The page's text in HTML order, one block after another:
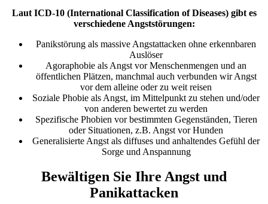
Laut ICD-10 (International Classification of Diseases) gibt es
verschiedene Angststörungen:
Panikstörung als massive Angstattacken ohne erkennbaren
Auslöser
Agoraphobie als Angst vor Menschenmengen und an
öffentlichen Plätzen, manchmal auch verbunden wir Angst
vor dem alleine oder zu weit reisen
Soziale Phobie als Angst, im Mittelpunkt zu stehen und/oder
von anderen bewertet zu werden
Spezifische Phobien vor bestimmten Gegenständen, Tieren
oder Situationen, z.B. Angst vor Hunden
Generalisierte Angst als diffuses und anhaltendes Gefühl der
Sorge und Anspannung
Bewältigen Sie Ihre Angst und
Panikattacken